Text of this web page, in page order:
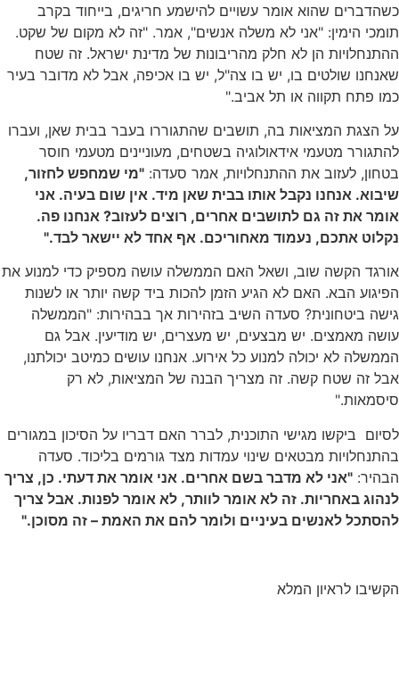
כשהדברים שהוא אומר עשויים להישמע חריגים, בייחוד בקרב
תומכי הימין: "אני לא משלה אנשים", אמר. "זה לא מקום של שקט.
ההתנחלויות הן לא חלק מהריבונות של מדינת ישראל. זה שטח
שאנחנו שולטים בו, יש בו צה"ל, יש בו אכיפה, אבל לא מדובר בעיר
כמו פתח תקווה או תל אביב."
על הצגת המציאות בה, תושבים שהתגוררו בעבר בבית שאן, ועברו
להתגורר מטעמי אידאולוגיה בשטחים, מעוניינים מטעמי חוסר
בטחון, לעזוב את ההתנחלויות, אמר סעדה: "מי שמחפש לחזור,
שיבוא. אנחנו נקבל אותו בבית שאן מיד. אין שום בעיה. אני
אומר את זה גם לתושבים אחרים, רוצים לעזוב? אנחנו פה.
נקלוט אתכם, נעמוד מאחוריכם. אף אחד לא יישאר לבד."
אורגד הקשה שוב, ושאל האם הממשלה עושה מספיק כדי למנוע את
הפיגוע הבא. האם לא הגיע הזמן להכות ביד קשה יותר או לשנות
גישה ביטחונית? סעדה השיב בזהירות אך בבהירות: "הממשלה
עושה מאמצים. יש מבצעים, יש מעצרים, יש מודיעין. אבל גם
הממשלה לא יכולה למנוע כל אירוע. אנחנו עושים כמיטב יכולתנו,
אבל זה שטח קשה. זה מצריך הבנה של המציאות, לא רק
סיסמאות."
לסיום ביקשו מגישי התוכנית, לברר האם דבריו על הסיכון במגורים
בהתנחלויות מבטאים שינוי עמדות מצד גורמים בליכוד. סעדה
הבהיר: "אני לא מדבר בשם אחרים. אני אומר את דעתי. כן, צריך
לנהוג באחריות. זה לא אומר לוותר, לא אומר לפנות. אבל צריך
להסתכל לאנשים בעיניים ולומר להם את האמת – זה מסוכן."
הקשיבו לראיון המלא